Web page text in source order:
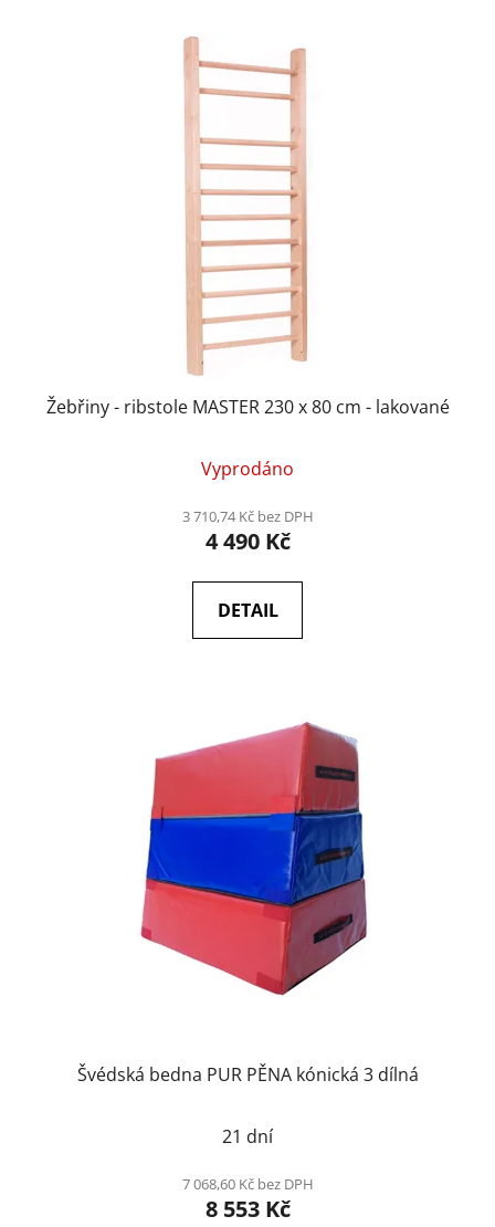
Žebřiny - ribstole MASTER 230 x 80 cm - lakované
Vyprodáno
3 710,74 Kč bez DPH
4 490 Kč
DETAIL
Švédská bedna PUR PĚNA kónická 3 dílná
21 dní
7 068,60 Kč bez DPH
8 553 Kč